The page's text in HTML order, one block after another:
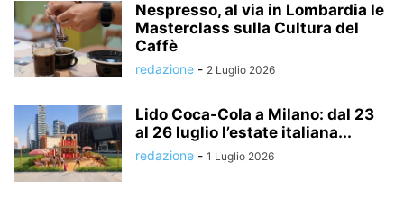
Nespresso, al via in Lombardia le
Masterclass sulla Cultura del
Caffè
redazione - 2 Luglio 2026
Lido Coca-Cola a Milano: dal 23
al 26 luglio l’estate italiana...
redazione - 1 Luglio 2026